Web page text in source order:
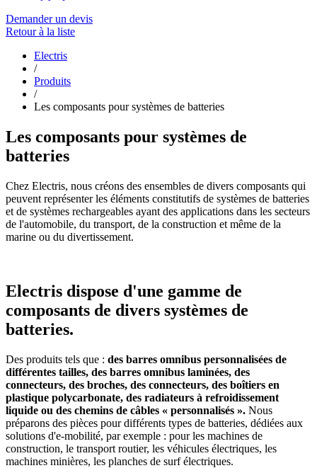
Demander un devis
Retour à la liste
Electris
/
Produits
/
Les composants pour systèmes de batteries
Les composants pour systèmes de
batteries
Chez Electris, nous créons des ensembles de divers composants qui
peuvent représenter les éléments constitutifs de systèmes de batteries
et de systèmes rechargeables ayant des applications dans les secteurs
de l'automobile, du transport, de la construction et même de la
marine ou du divertissement.
Electris dispose d'une gamme de
composants de divers systèmes de
batteries.
Des produits tels que : des barres omnibus personnalisées de
différentes tailles, des barres omnibus laminées, des
connecteurs, des broches, des connecteurs, des boîtiers en
plastique polycarbonate, des radiateurs à refroidissement
liquide ou des chemins de câbles « personnalisés ». Nous
préparons des pièces pour différents types de batteries, dédiées aux
solutions d'e-mobilité, par exemple : pour les machines de
construction, le transport routier, les véhicules électriques, les
machines minières, les planches de surf électriques.